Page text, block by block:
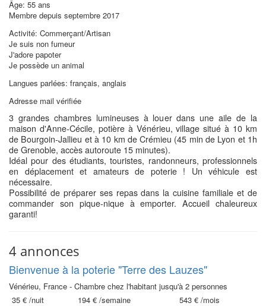
Âge: 55 ans
Membre depuis septembre 2017
Activité: Commerçant/Artisan
Je suis non fumeur
J'adore papoter
Je possède un animal
Langues parlées: français, anglais
Adresse mail vérifiée
3 grandes chambres lumineuses à louer dans une aile de la
maison d'Anne-Cécile, potière à Vénérieu, village situé à 10 km
de Bourgoin-Jallieu et à 10 km de Crémieu (45 min de Lyon et 1h
de Grenoble, accès autoroute 15 minutes).
Idéal pour des étudiants, touristes, randonneurs, professionnels
en déplacement et amateurs de poterie ! Un véhicule est
nécessaire.
Possibilité de préparer ses repas dans la cuisine familiale et de
commander son pique-nique à emporter. Accueil chaleureux
garanti!
4 annonces
Bienvenue à la poterie "Terre des Lauzes"
Vénérieu, France - Chambre chez l'habitant jusqu'à 2 personnes
35 € /nuit 194 € /semaine 543 € /mois